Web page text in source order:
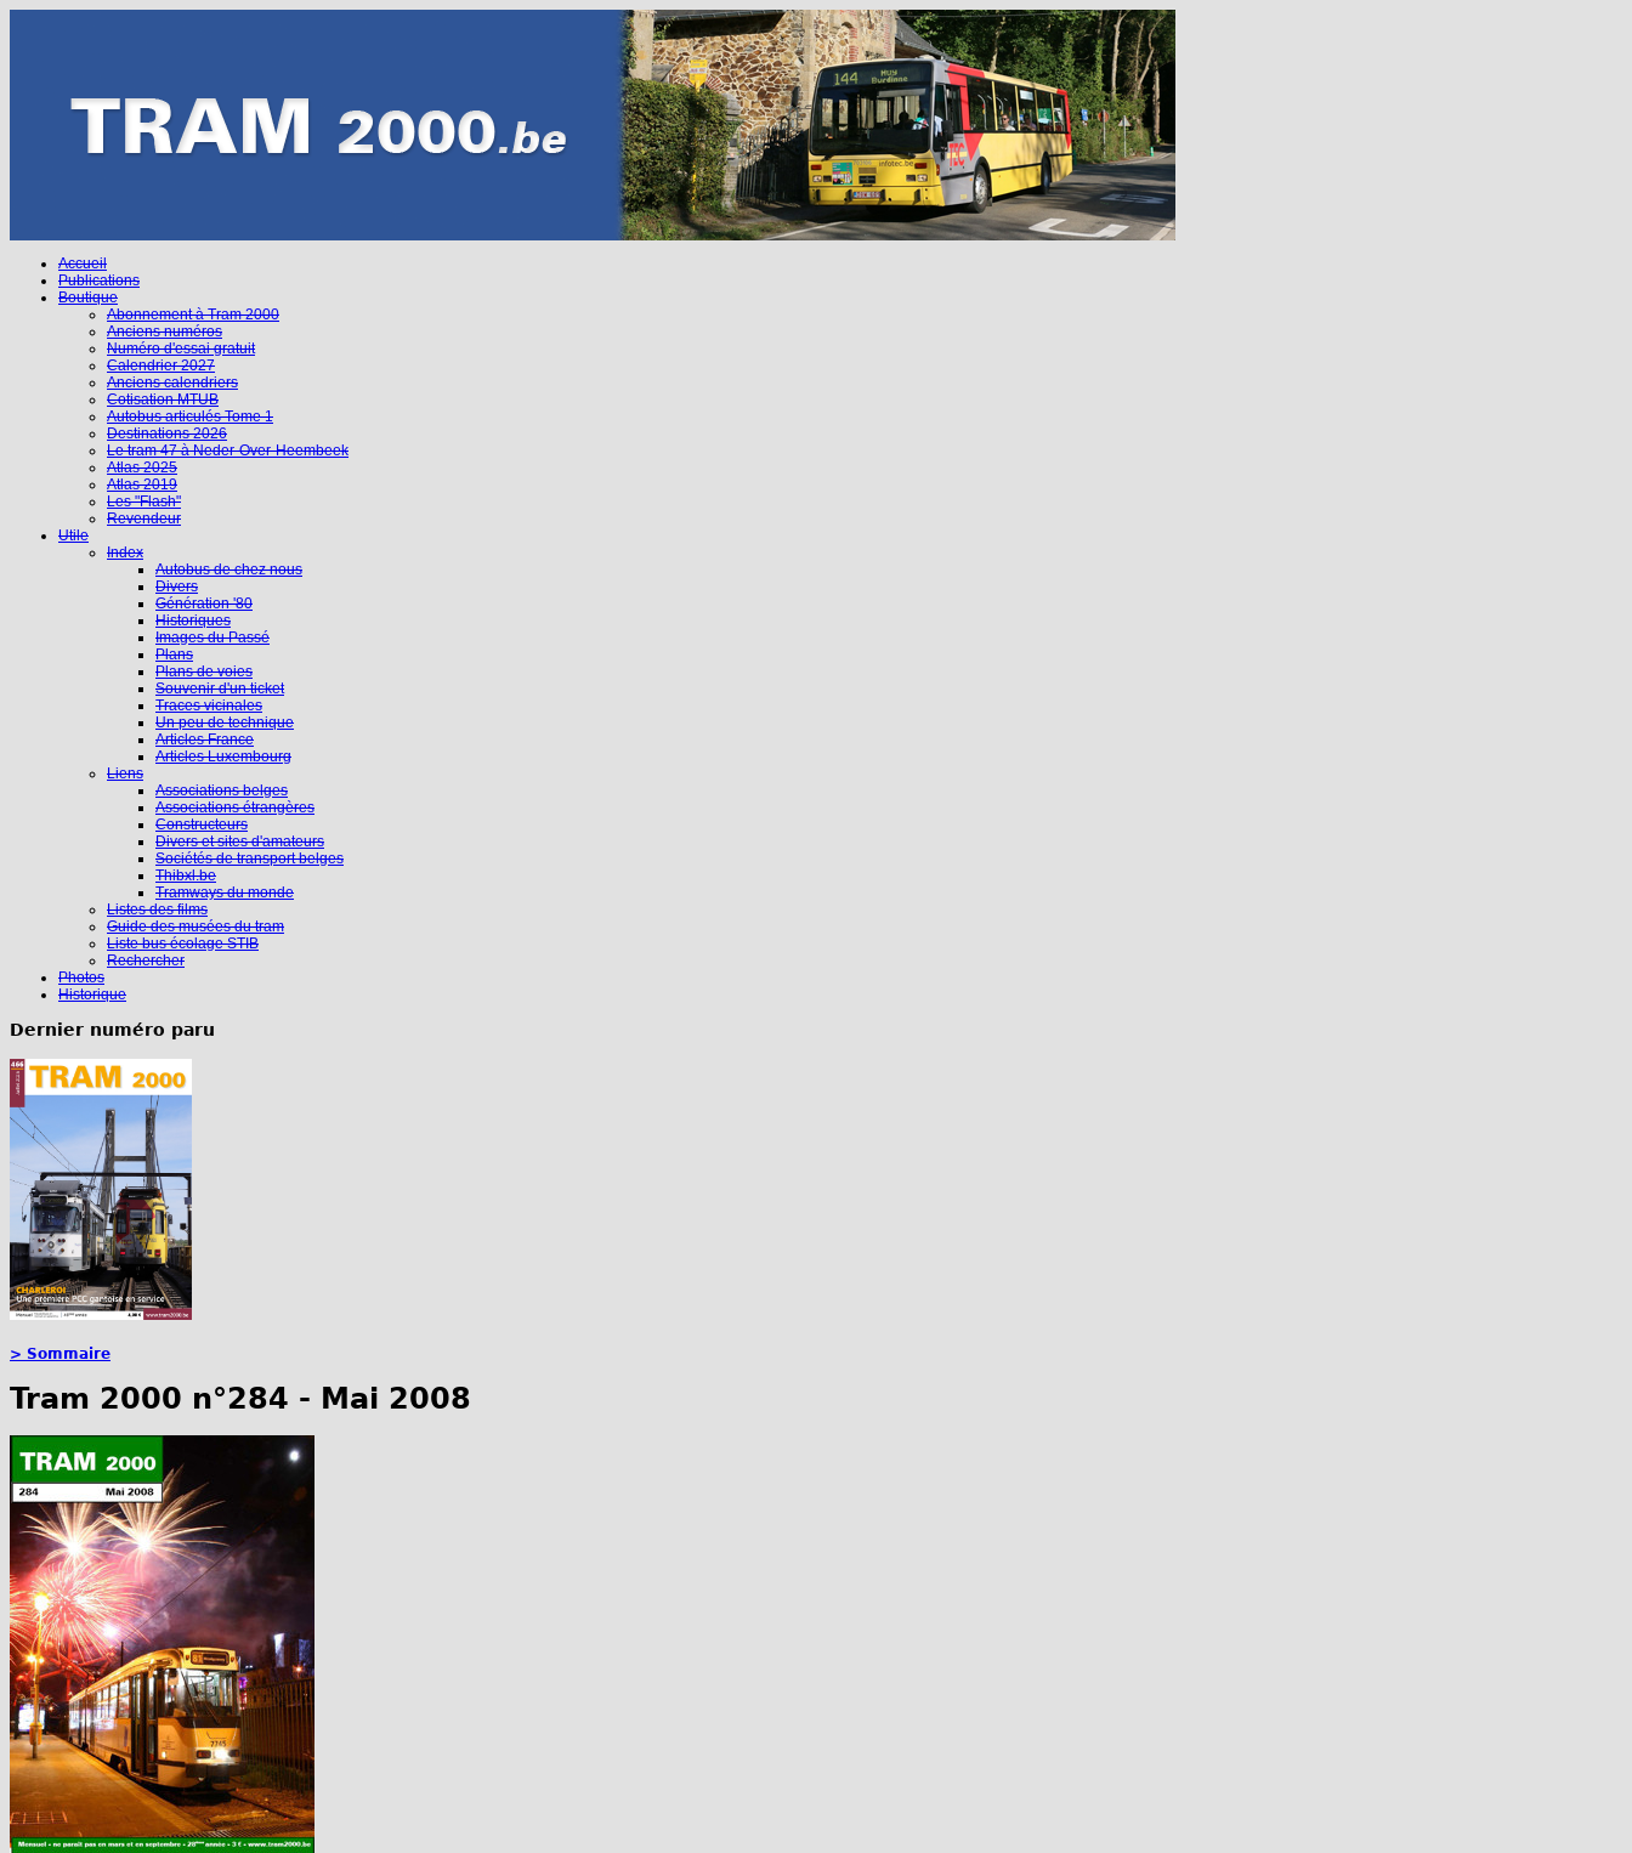
Accueil
Publications
Boutique
Abonnement à Tram 2000
Anciens numéros
Numéro d'essai gratuit
Calendrier 2027
Anciens calendriers
Cotisation MTUB
Autobus articulés Tome 1
Destinations 2026
Le tram 47 à Neder-Over-Heembeek
Atlas 2025
Atlas 2019
Les "Flash"
Revendeur
Utile
Index
Autobus de chez nous
Divers
Génération '80
Historiques
Images du Passé
Plans
Plans de voies
Souvenir d'un ticket
Traces vicinales
Un peu de technique
Articles France
Articles Luxembourg
Liens
Associations belges
Associations étrangères
Constructeurs
Divers et sites d'amateurs
Sociétés de transport belges
Thibxl.be
Tramways du monde
Listes des films
Guide des musées du tram
Liste bus écolage STIB
Rechercher
Photos
Historique
Dernier numéro paru
> Sommaire
Tram 2000 n°284 - Mai 2008